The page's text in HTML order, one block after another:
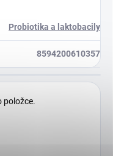
Probiotika a laktobacily
8594200610357
položce.